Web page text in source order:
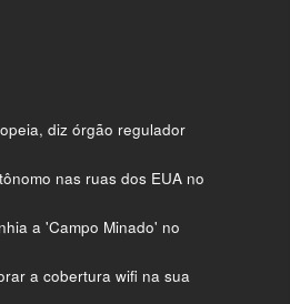
diz órgão regulador
nas ruas dos EUA no
a 'Campo Minado' no
a cobertura wifi na sua